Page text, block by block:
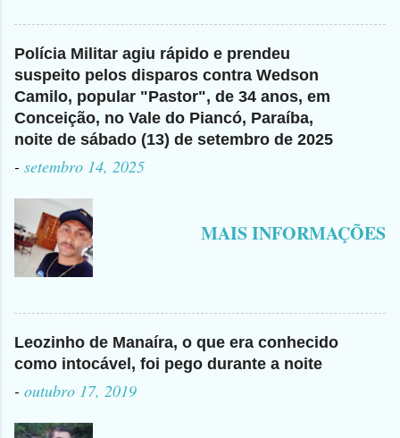
Polícia Militar agiu rápido e prendeu
suspeito pelos disparos contra Wedson
Camilo, popular "Pastor", de 34 anos, em
Conceição, no Vale do Piancó, Paraíba,
noite de sábado (13) de setembro de 2025
- setembro 14, 2025
MAIS INFORMAÇÕES
Leozinho de Manaíra, o que era conhecido
como intocável, foi pego durante a noite
- outubro 17, 2019